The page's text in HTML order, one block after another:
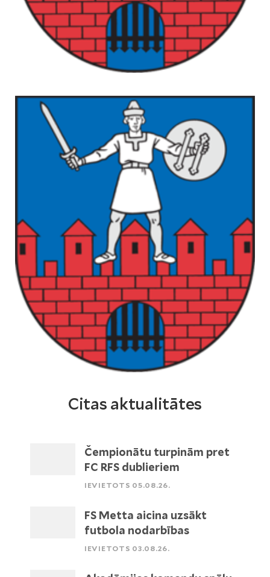
Citas aktualitātes
Čempionātu turpinām pret
FC RFS dublieriem
IEVIETOTS 05.08.26.
FS Metta aicina uzsākt
futbola nodarbības
IEVIETOTS 03.08.26.